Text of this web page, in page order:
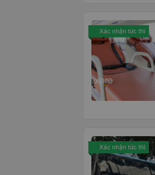
Xác nhận tức thì
Xác nhận tức thì